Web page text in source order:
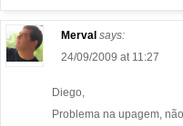
Merval says:
24/09/2009 at 11:27
Diego,
Problema na upagem,